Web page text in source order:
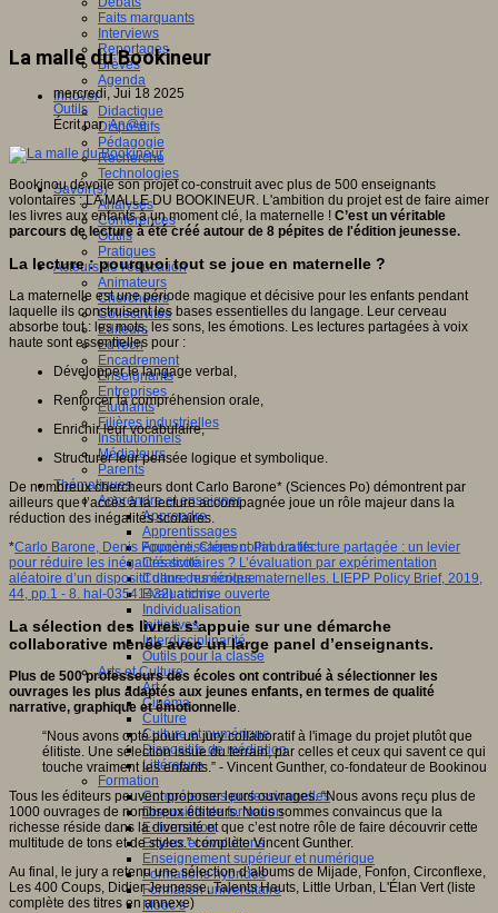
Faits marquants
Interviews
Reportages
Brèves
Agenda
Innover
Didactique
Dispositifs
Pédagogie
Recherche
Technologies
Savoir(s)
Analyses
Conférences
Outils
Pratiques
Acteurs de l'éducation
Animateurs
Chercheurs
Collectivités
Editeurs
EdTech
Encadrement
Enseignants
Entreprises
Etudiants
Filières industrielles
Institutionnels
Médiateurs
Parents
Thématiques
Apprendre et enseigner
Apprendre
Apprentissages
Apprentissages collaboratifs
Créativité
Culture numérique
Evaluations
Individualisation
Initiatives
Interdisciplinarité
Outils pour la classe
Arts et Culture
Art
Cinéma
Culture
Culture et numérique
Dispositifs de médiation
Littérature
Formation
Compétences professionnelles
Dispositifs de formation
E- formation
Enjeux et évolutions
Enseignement supérieur et numérique
Formations hybrides
Formation universitaire
Mooc’s
La malle du Bookineur
mercredi, Jui 18 2025
Outils
Écrit parAn@é
Bookinou dévoile son projet co-construit avec plus de 500 enseignants
volontaires : LA MALLE DU BOOKINEUR. L'ambition du projet est de faire aimer
les livres aux enfants à un moment clé, la maternelle ! C’est un véritable
parcours de lecture à été créé autour de 8 pépites de l'édition jeunesse.
La lecture : pourquoi tout se joue en maternelle ?
La maternelle est une période magique et décisive pour les enfants pendant
laquelle ils construisent les bases essentielles du langage. Leur cerveau
absorbe tout : les mots, les sons, les émotions. Les lectures partagées à voix
haute sont essentielles pour :
Développer le langage verbal,
Renforcer la compréhension orale,
Enrichir leur vocabulaire,
Structurer leur pensée logique et symbolique.
De nombreux chercheurs dont Carlo Barone* (Sciences Po) démontrent par
ailleurs que l’accès à la lecture accompagnée joue un rôle majeur dans la
réduction des inégalités scolaires.
*Carlo Barone, Denis Fougère, Clément Pin. La lecture partagée : un levier
pour réduire les inégalités scolaires ? L’évaluation par expérimentation
aléatoire d’un dispositif dans des écoles maternelles. LIEPP Policy Brief, 2019,
44, pp.1 - 8. hal-03541432) archive ouverte
La sélection des livres s’appuie sur une démarche
collaborative menée avec un large panel d’enseignants.
Plus de 500 professeurs des écoles ont contribué à sélectionner les
ouvrages les plus adaptés aux jeunes enfants, en termes de qualité
narrative, graphique et émotionnelle.
“Nous avons opté pour un jury collaboratif à l'image du projet plutôt que
élitiste. Une sélection issue du terrain, par celles et ceux qui savent ce qui
touche vraiment les enfants.” - Vincent Gunther, co-fondateur de Bookinou
Tous les éditeurs peuvent proposer leurs ouvrages. “Nous avons reçu plus de
1000 ouvrages de nombreux éditeurs. Nous sommes convaincus que la
richesse réside dans la diversité et que c’est notre rôle de faire découvrir cette
multitude de tons et de styles.” complète Vincent Gunther.
Au final, le jury a retenu une sélection d’albums de Mijade, Fonfon, Circonflexe,
Les 400 Coups, Didier Jeunesse, Talents Hauts, Little Urban, L'Élan Vert (liste
complète des titres en annexe)